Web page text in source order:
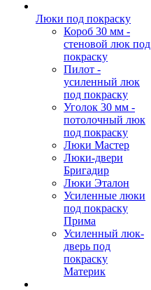
Люки под покраску
Короб 30 мм -
стеновой люк под
покраску
Пилот -
усиленный люк
под покраску
Уголок 30 мм -
потолочный люк
под покраску
Люки Мастер
Люки-двери
Бригадир
Люки Эталон
Усиленные люки
под покраску
Прима
Усиленный люк-
дверь под
покраску
Материк